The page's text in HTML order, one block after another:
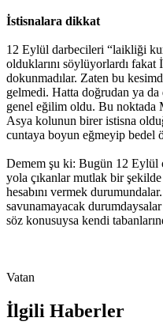
İstisnalara dikkat
12 Eylül darbecileri “laikliği
olduklarını söylüyorlardı fakat
dokunmadılar. Zaten bu
gelmedi. Hatta doğrudan ya da
genel eğilim oldu. Bu
Asya kolunun birer istisna
cuntaya boyun eğmeyip bedel
Demem şu ki: Bugün 12 Eylül
yola çıkanlar mutlak bir şekilde
hesabını vermek
savunamayacak
söz konusuysa kendi
Vatan
İlgili Haberler